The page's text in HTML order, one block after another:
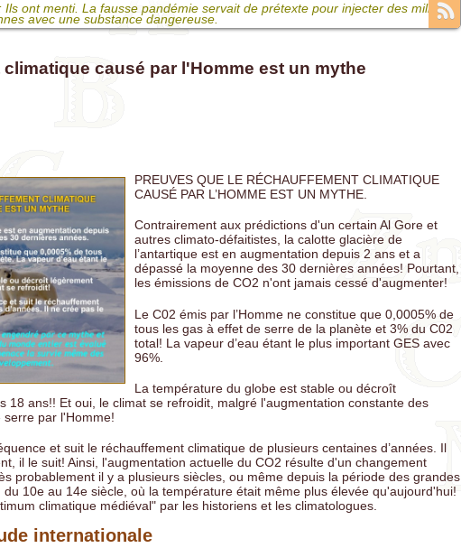
Ils ont menti. La fausse pandémie servait de prétexte pour injecter des milliards
avec une substance dangereuse.
saletés dans une plaie en espérant le mieux
Il n'existe pas de vaccins sûrs. Tous les vaccins sont des poisons intentionnels
sont connus et étudiés
l'autre par le vote.
Un gouvernement qui use de taxes sur le peuple sans quelles soient des
urgentes est un instrument de tyrannie.
changement climatique est un leurre utilisé pour effrayer la population et
dans le but de la contrôler
Ils gagnent 60 milliards par an avec les vaccins, mais ils gagnent 500 milliards
contre les blessures des vaccins
Plus l’effondrement d’un empire est proche, plus ses lois sont folles.
Votre vaccin met les autres en danger et se base sur une science
corrompue. Il s'agit d'une arnaque médicale grotesque
causé par l'Homme est un mythe
PREUVES QUE LE RÉCHAUFFEMENT CLIMATIQUE
CAUSÉ PAR L’HOMME EST UN MYTHE.
Contrairement aux prédictions d'un certain Al Gore et
autres climato-défaitistes, la calotte glacière de
l’antartique est en augmentation depuis 2 ans et a
dépassé la moyenne des 30 dernières années! Pourtant,
les émissions de CO2 n'ont jamais cessé d'augmenter!
Le C02 émis par l’Homme ne constitue que 0,0005% de
tous les gas à effet de serre de la planète et 3% du C02
total! La vapeur d’eau étant le plus important GES avec
96%.
La température du globe est stable ou décroît
18 ans!! Et oui, le climat se refroidit, malgré l'augmentation constante des
par l'Homme!
et suit le réchauffement climatique de plusieurs centaines d’années. Il
il le suit! Ainsi, l'augmentation actuelle du CO2 résulte d'un changement
probablement il y a plusieurs siècles, ou même depuis la période des grandes
10e au 14e siècle, où la température était même plus élevée qu'aujourd'hui!
climatique médiéval" par les historiens et les climatologues.
internationale